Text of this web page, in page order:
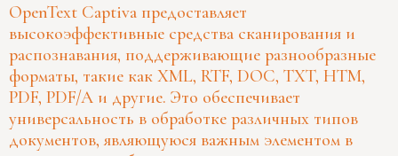
OpenText Captiva предоставляет
высокоэффективные средства сканирования и
распознавания, поддерживающие разнообразные
форматы, такие как XML, RTF, DOC, TXT, HTM,
PDF, PDF/A и другие. Это обеспечивает
универсальность в обработке различных типов
документов, являющуюся важным элементом в